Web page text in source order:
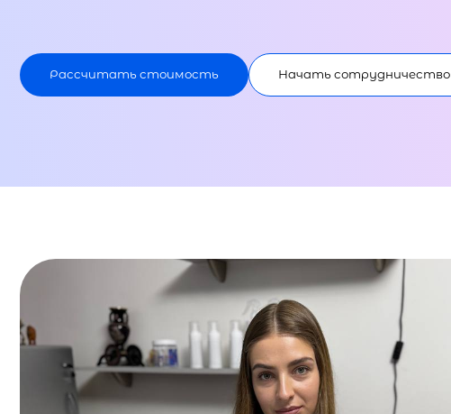
Рассчитать стоимость Начать сотрудничество